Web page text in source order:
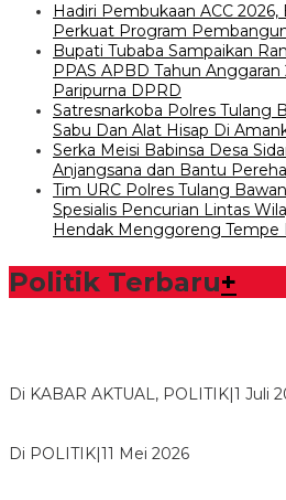
Hadiri Pembukaan ACC
Perkuat Program
Bupati Tubaba Sampaikan
PPAS APBD Tahun
Paripurna DPRD
Satresnarkoba Polres Tulang
Sabu Dan Alat Hisap Di
Serka Meisi Babinsa Desa
Anjangsana dan Bantu
Tim URC Polres Tulang
Spesialis Pencurian Lintas
Hendak Menggoreng Tempe
Politik Terbaru+
Di KABAR AKTUAL, POLITIK|1 Juli
Di POLITIK|11 Mei 2026